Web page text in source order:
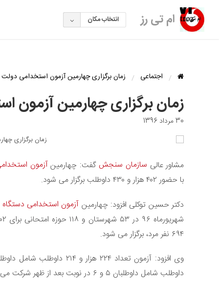
ام تی رز انتخاب مکان
اجتماعی زمان برگزاری چهارمین آزمون استخدامی دولت
زمان برگزاری چهارمین آزمون
30 مرداد 1396
مشاور عالی سازمان سنجش گفت: چهارمینآزمون
با حضور ۴۰۲ هزار و ۴۳۰ داوطلب برگزار می شود.
دکتر حسین توکلی افزود: چهارمین آزمون استخدامی دستگاه
۶۹۴ نفر مرد، برگزار می شود.
داوطلب شامل داوطلبان ۵ و ۶ در نوبت بعد از ظهر شرکت می کنند.